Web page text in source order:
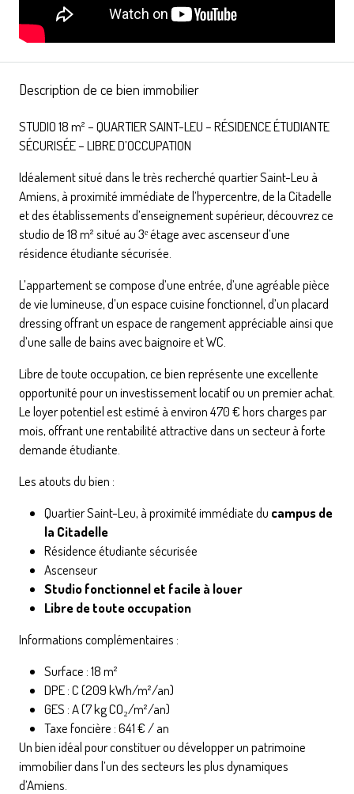
Description de ce bien immobilier
STUDIO 18 m² – QUARTIER SAINT-LEU – RÉSIDENCE ÉTUDIANTE
SÉCURISÉE – LIBRE D’OCCUPATION
Idéalement situé dans le très recherché quartier Saint-Leu à
Amiens, à proximité immédiate de l’hypercentre, de la Citadelle
et des établissements d’enseignement supérieur, découvrez ce
studio de 18 m² situé au 3ᵉ étage avec ascenseur d’une
résidence étudiante sécurisée.
L’appartement se compose d’une entrée, d’une agréable pièce
de vie lumineuse, d’un espace cuisine fonctionnel, d’un placard
dressing offrant un espace de rangement appréciable ainsi que
d’une salle de bains avec baignoire et WC.
Libre de toute occupation, ce bien représente une excellente
opportunité pour un investissement locatif ou un premier achat.
Le loyer potentiel est estimé à environ 470 € hors charges par
mois, offrant une rentabilité attractive dans un secteur à forte
demande étudiante.
Les atouts du bien :
Quartier Saint-Leu, à proximité immédiate du campus de
la Citadelle
Résidence étudiante sécurisée
Ascenseur
Studio fonctionnel et facile à louer
Libre de toute occupation
Informations complémentaires :
Surface : 18 m²
DPE : C (209 kWh/m²/an)
GES : A (7 kg CO₂/m²/an)
Taxe foncière : 641 € / an
Un bien idéal pour constituer ou développer un patrimoine
immobilier dans l’un des secteurs les plus dynamiques
d’Amiens.